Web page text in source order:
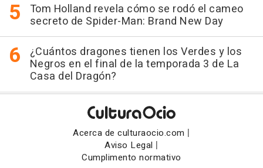
Tom Holland revela cómo se rodó el cameo
secreto de Spider-Man: Brand New Day
¿Cuántos dragones tienen los Verdes y los
Negros en el final de la temporada 3 de La
Casa del Dragón?
Acerca de culturaocio.com |
Aviso Legal |
Cumplimento normativo